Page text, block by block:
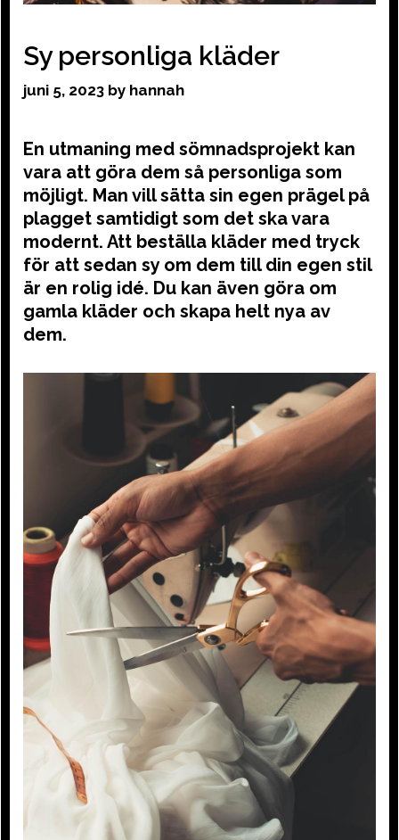
Sy personliga kläder
juni 5, 2023 by hannah
En utmaning med sömnadsprojekt kan
vara att göra dem så personliga som
möjligt. Man vill sätta sin egen prägel på
plagget samtidigt som det ska vara
modernt. Att beställa kläder med tryck
för att sedan sy om dem till din egen stil
är en rolig idé. Du kan även göra om
gamla kläder och skapa helt nya av
dem.